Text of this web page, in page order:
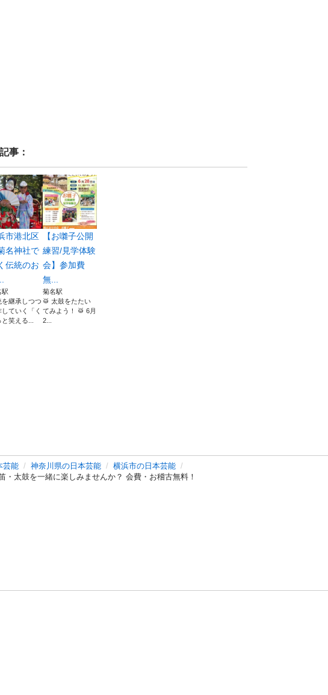
事：
市港北区
名神社で
伝統のお
駅
を継承しつつ
していく「く
笑える...
【お囃子公開
練習/見学体験
会】参加費
無...
菊名駅
🥁 太鼓をたたい
てみよう！ 🥁 6月
2...
芸能 神奈川県の日本芸能
横浜市の日本芸能
太鼓を一緒に楽しみませんか？ 会費・お稽古無料！